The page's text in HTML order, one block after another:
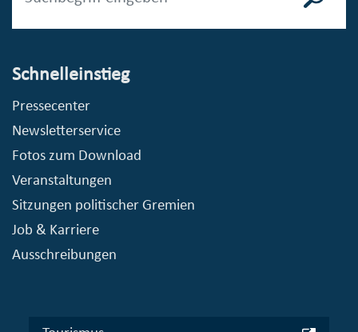
Schnelleinstieg
Pressecenter
Newsletterservice
Fotos zum Download
Veranstaltungen
Sitzungen politischer Gremien
Job & Karriere
Ausschreibungen